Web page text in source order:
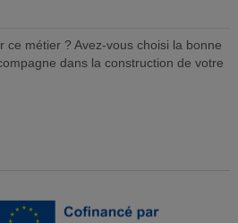
ce métier ? Avez-vous choisi la bonne
dans la construction de votre